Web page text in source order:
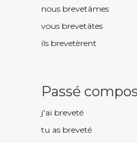
nous brevetâmes
vous brevetâtes
ils brevetèrent
Passé
j'ai breveté
tu as breveté